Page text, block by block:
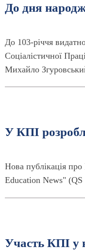
До дня
До 103-річчя
Соціалістичної
Михайло
У КПІ
Нова публікація
Education News"
Участь КПІ у